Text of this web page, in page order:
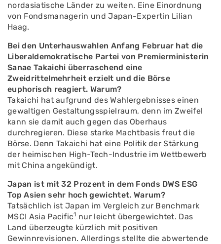
nordasiatische Länder zu weiten. Eine Einordnung
von Fondsmanagerin und Japan-Expertin Lilian
Haag.
Bei den Unterhauswahlen Anfang Februar hat die
Liberaldemokratische Partei von Premierministerin
Sanae Takaichi überraschend eine
Zweidrittelmehrheit erzielt und die Börse
euphorisch reagiert. Warum?
Takaichi hat aufgrund des Wahlergebnisses einen
gewaltigen Gestaltungsspielraum, denn im Zweifel
kann sie damit auch gegen das Oberhaus
durchregieren. Diese starke Machtbasis freut die
Börse. Denn Takaichi hat eine Politik der Stärkung
der heimischen High-Tech-Industrie im Wettbewerb
mit China angekündigt.
Japan ist mit 32 Prozent in dem Fonds DWS ESG
Top Asien sehr hoch gewichtet. Warum?
Tatsächlich ist Japan im Vergleich zur Benchmark
MSCI Asia Pacific1 nur leicht übergewichtet. Das
Land überzeugte kürzlich mit positiven
Gewinnrevisionen. Allerdings stellte die abwertende